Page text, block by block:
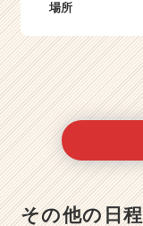
場所
その他の日程